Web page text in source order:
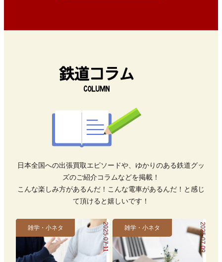
日本全国への出張買取エピソードや、ゆかりのある鉄道グッ
ズのご紹介コラムなどを掲載！
こんな楽しみ方があるんだ！こんな電車があるんだ！と感じ
て頂けると嬉しいです！
2025.07.11
雑学・小ネタ 2025.07.09
雑学・小ネタ